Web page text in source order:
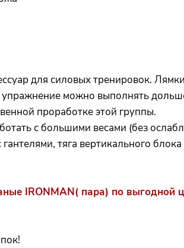
для силовых тренировок.
можно выполнять
проработке этой группы.
с большими весами (без
тяга вертикального
IRONMAN( пара) по выгодной